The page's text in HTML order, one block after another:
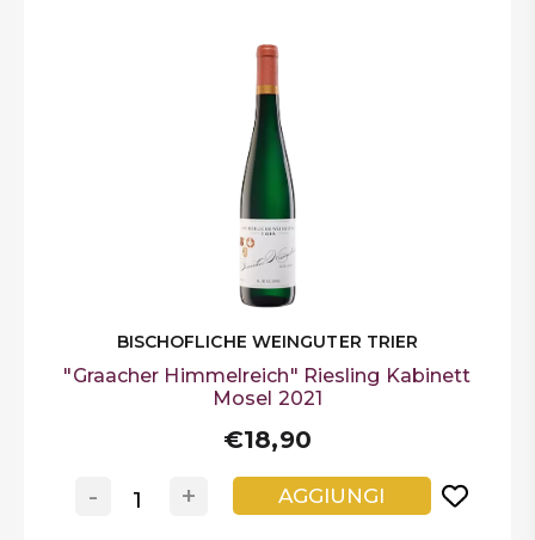
BISCHOFLICHE WEINGUTER TRIER
"Graacher Himmelreich" Riesling Kabinett
Mosel 2021
€18,90
+
- AGGIUNGI